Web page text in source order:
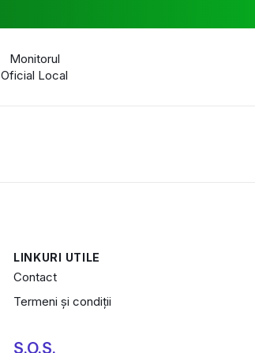
Monitorul
Oficial Local
LINKURI UTILE
Contact
Termeni și condiții
S.O.S.